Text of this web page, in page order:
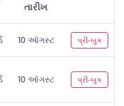
તારીખ
10 ઑગસ્ટ પ્રી-બુક
10 ઑગસ્ટ પ્રી-બુક